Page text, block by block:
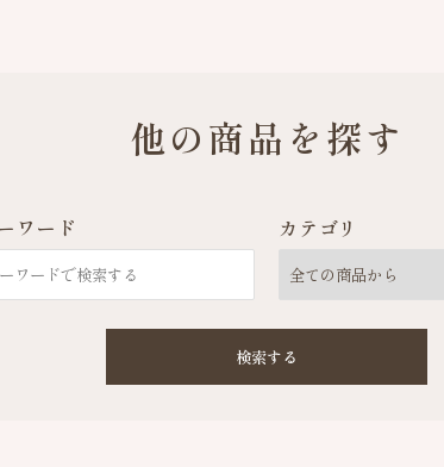
他の商品を探す
ワード カテゴリ
検索する